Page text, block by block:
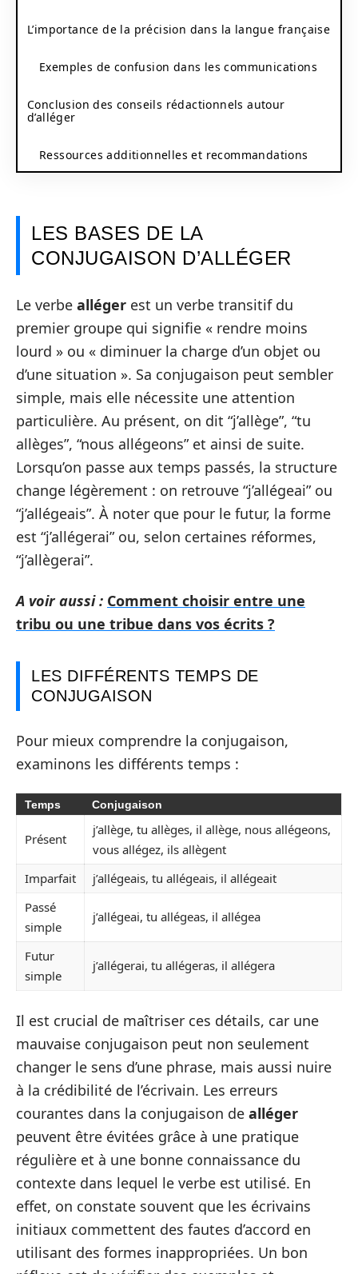
L’importance de la précision dans la langue française
Exemples de confusion dans les communications
Conclusion des conseils rédactionnels autour
d’alléger
Ressources additionnelles et recommandations
LES BASES DE LA
CONJUGAISON D’ALLÉGER
Le verbe alléger est un verbe transitif du
premier groupe qui signifie « rendre moins
lourd » ou « diminuer la charge d’un objet ou
d’une situation ». Sa conjugaison peut sembler
simple, mais elle nécessite une attention
particulière. Au présent, on dit “j’allège”, “tu
allèges”, “nous allégeons” et ainsi de suite.
Lorsqu’on passe aux temps passés, la structure
change légèrement : on retrouve “j’allégeai” ou
“j’allégeais”. À noter que pour le futur, la forme
est “j’allégerai” ou, selon certaines réformes,
“j’allègerai”.
A voir aussi : Comment choisir entre une
tribu ou une tribue dans vos écrits ?
LES DIFFÉRENTS TEMPS DE
CONJUGAISON
Pour mieux comprendre la conjugaison,
examinons les différents temps :
Temps Conjugaison
Présent
j’allège, tu allèges, il allège, nous allégeons,
vous allégez, ils allègent
Imparfait
j’allégeais, tu allégeais, il allégeait
Passé
simple
j’allégeai, tu allégeas, il allégea
Futur
simple
j’allégerai, tu allégeras, il allégera
Il est crucial de maîtriser ces détails, car une
mauvaise conjugaison peut non seulement
changer le sens d’une phrase, mais aussi nuire
à la crédibilité de l’écrivain. Les erreurs
courantes dans la conjugaison de alléger
peuvent être évitées grâce à une pratique
régulière et à une bonne connaissance du
contexte dans lequel le verbe est utilisé. En
effet, on constate souvent que les écrivains
initiaux commettent des fautes d’accord en
utilisant des formes inappropriées. Un bon